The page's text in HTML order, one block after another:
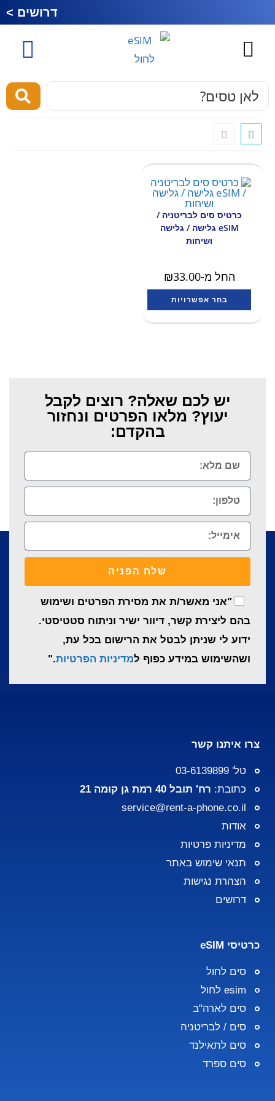
דרושים >
כרטיס סים לבריטניה /
eSIM גלישה / גלישה
ושיחות
החל מ- ₪33.00
בחר אפשרויות
יש לכם שאלה? רוצים לקבל
יעוץ? מלאו הפרטים ונחזור
בהקדם:
"אני מאשר/ת את מסירת הפרטים ושימוש
בהם ליצירת קשר, דיוור ישיר וניתוח סטטיסטי.
ידוע לי שניתן לבטל את הרישום בכל עת,
ושהשימוש במידע כפוף למדיניות הפרטיות."
שלח הפניה
צרו איתנו קשר
טל' 03-6139899
כתובת: רח' תובל 40 רמת גן קומה 21
service@rent-a-phone.co.il
אודות
מדיניות פרטיות
תנאי שימוש באתר
הצהרת נגישות
דרושים
כרטיסי eSIM
סים לחול
esim לחול
סים לארה"ב
סים / לבריטניה
סים לתאילנד
סים ספרד